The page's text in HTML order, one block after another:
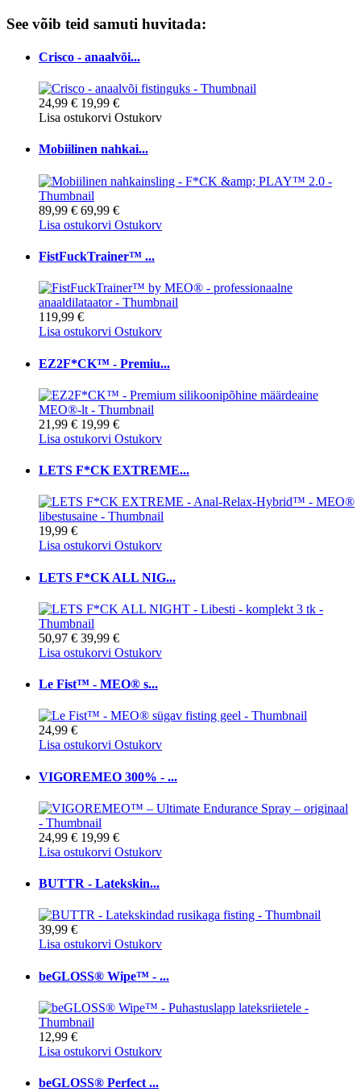
See võib teid samuti huvitada:
Crisco - anaalvõi...
24,99 € 19,99 €
Lisa ostukorvi Ostukorv
Mobiilinen nahkai...
89,99 € 69,99 €
Lisa ostukorvi Ostukorv
FistFuckTrainer™ ...
119,99 €
Lisa ostukorvi Ostukorv
EZ2F*CK™ - Premiu...
21,99 € 19,99 €
Lisa ostukorvi Ostukorv
LETS F*CK EXTREME...
19,99 €
Lisa ostukorvi Ostukorv
LETS F*CK ALL NIG...
50,97 € 39,99 €
Lisa ostukorvi Ostukorv
Le Fist™ - MEO® s...
24,99 €
Lisa ostukorvi Ostukorv
VIGOREMEO 300% - ...
24,99 € 19,99 €
Lisa ostukorvi Ostukorv
BUTTR - Latekskin...
39,99 €
Lisa ostukorvi Ostukorv
beGLOSS® Wipe™ - ...
12,99 €
Lisa ostukorvi Ostukorv
beGLOSS® Perfect ...